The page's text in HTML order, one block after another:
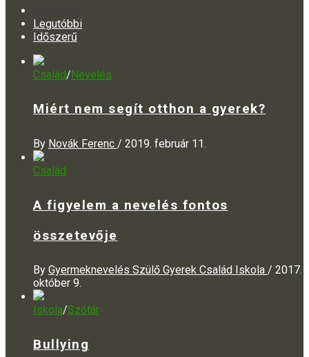
Legutóbbi
Időszerű
Család/Nevelés
Miért nem segít otthon a gyerek?
By Novák Ferenc / 2019. február 11.
Család
A figyelem a nevelés fontos
összetevője
By Gyermeknevelés Szülő Gyerek Család Iskola / 2017.
október 9.
Iskola/Szótár
Bullying